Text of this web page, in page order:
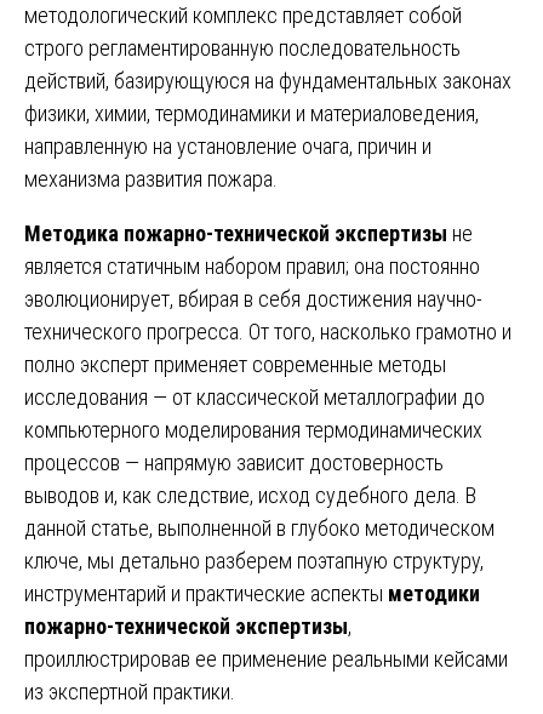
методологический комплекс представляет собой
строго регламентированную последовательность
действий, базирующуюся на фундаментальных законах
физики, химии, термодинамики и материаловедения,
направленную на установление очага, причин и
механизма развития пожара.
Методика пожарно-технической экспертизы не
является статичным набором правил; она постоянно
эволюционирует, вбирая в себя достижения научно-
технического прогресса. От того, насколько грамотно и
полно эксперт применяет современные методы
исследования — от классической металлографии до
компьютерного моделирования термодинамических
процессов — напрямую зависит достоверность
выводов и, как следствие, исход судебного дела. В
данной статье, выполненной в глубоко методическом
ключе, мы детально разберем поэтапную структуру,
инструментарий и практические аспекты методики
пожарно-технической экспертизы,
проиллюстрировав ее применение реальными кейсами
из экспертной практики.